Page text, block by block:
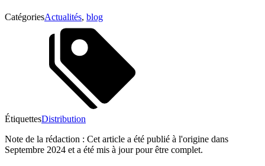
CatégoriesActualités, blog
ÉtiquettesDistribution
Note de la rédaction : Cet article a été publié à l'origine dans
Septembre 2024 et a été mis à jour pour être complet.